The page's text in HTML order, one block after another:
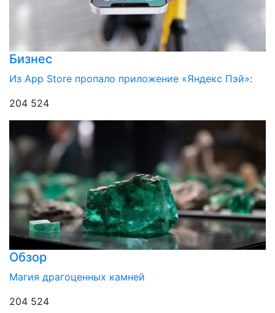
Бизнес
Из App Store пропало приложение «Яндекс Пэй»:
204 524
Обзор
Магия драгоценных камней
204 524